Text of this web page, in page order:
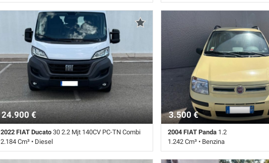
252.000 Km • Cambio Manuale (6) • Bianco pastello
• 5 Porte • Airbag • Airbag laterali • Airbag
Passeggero • Airbag testa • Autoradio • Bluetooth •
Chiusura centralizzata • Climatizzatore • Controllo
trazione • Cruise Control • ESP • Immobilizzatore
elettronico • Servosterzo • Specchietti laterali
elettrici
86.000 Km • Cambio Manuale (6) •
Passeggero • Airbag testa •
digitale • Bluetooth • Bracciolo •
centralizzata • Climatizzatore •
della corsia • Controllo trazione •
ESP • Riconoscimento dei segnali
Sensore di luce • Sensore di pioggia
parcheggio posteriori • Servosterzo
laterali elettrici
24.900 €
2022 FIAT Ducato 30 2.2 Mjt 140CV PC-TN Combi
2.184 Cm³ • Diesel
70.000 Km • Cambio Manuale (6) • Bianco pastello •
3.500 €
2004 FIAT Panda1.2
1.242 Cm³ • Benzina
104.000 Km • Cambio Manuale (5)